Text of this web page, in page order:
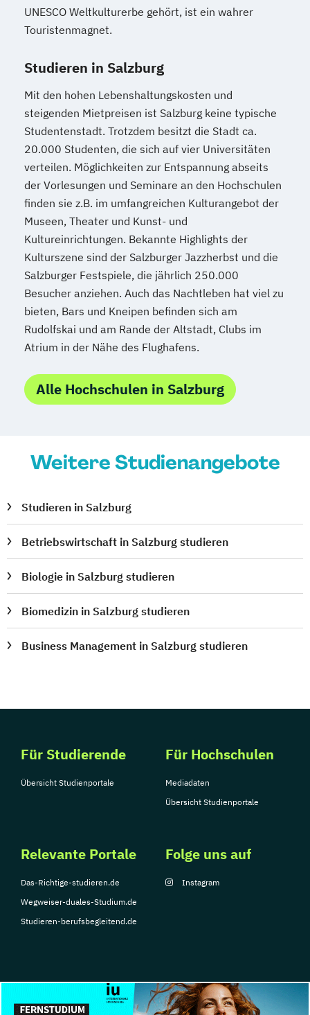
UNESCO Weltkulturerbe gehört, ist ein wahrer
Touristenmagnet.
Studieren in Salzburg
Mit den hohen Lebenshaltungskosten und
steigenden Mietpreisen ist Salzburg keine typische
Studentenstadt. Trotzdem besitzt die Stadt ca.
20.000 Studenten, die sich auf vier Universitäten
verteilen. Möglichkeiten zur Entspannung abseits
der Vorlesungen und Seminare an den Hochschulen
finden sie z.B. im umfangreichen Kulturangebot der
Museen, Theater und Kunst- und
Kultureinrichtungen. Bekannte Highlights der
Kulturszene sind der Salzburger Jazzherbst und die
Salzburger Festspiele, die jährlich 250.000
Besucher anziehen. Auch das Nachtleben hat viel zu
bieten, Bars und Kneipen befinden sich am
Rudolfskai und am Rande der Altstadt, Clubs im
Atrium in der Nähe des Flughafens.
Alle Hochschulen in Salzburg
Weitere Studienangebote
Studieren in Salzburg
Betriebswirtschaft in Salzburg studieren
Biologie in Salzburg studieren
Biomedizin in Salzburg studieren
Business Management in Salzburg studieren
Für Studierende
Übersicht Studienportale
Für Hochschulen
Mediadaten
Übersicht Studienportale
Relevante Portale
Das-Richtige-studieren.de
Wegweiser-duales-Studium.de
Studieren-berufsbegleitend.de
Folge uns auf
Instagram
© Copyright 2026, TarGroup Media GmbH